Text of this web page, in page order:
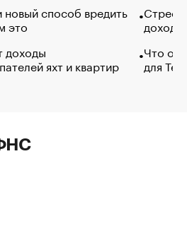
способ вредить
это
доходы
яхт и квартир
Что
для